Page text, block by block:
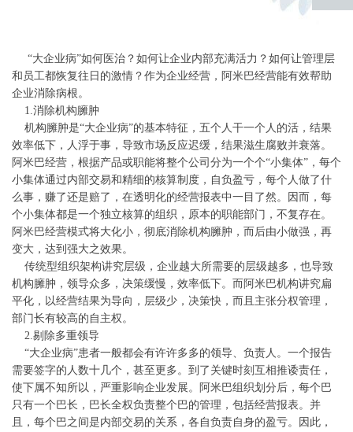
“大企业病”如何医治？如何让企业内部充满活力？如何让管理层
和员工都恢复往日的激情？作为企业经营，阿米巴经营能有效帮助
企业消除病根。
1.消除机构臃肿
机构臃肿是“大企业病”的基本特征，五个人干一个人的活，结果
效率低下，人浮于事，导致市场反应迟缓，结果滋生腐败并衰落。
阿米巴经营，根据产品或职能将整个公司分为一个个“小集体”，每个
小集体通过内部交易和精细的核算制度，自负盈亏，每个人做了什
么事，赚了还是赔了，在透明化的经营报表中一目了然。因而，每
个小集体都是一个独立核算的组织，原本的职能部门，不复存在。
阿米巴经营模式将大化小，彻底消除机构臃肿，而后由小做强，再
变大，达到强大之效果。
传统型组织架构讲究层级，企业越大所需要的层级越多，也导致
机构臃肿，领导众多，决策缓慢，效率低下。而阿米巴机构讲究扁
平化，以经营结果为导向，层级少，决策快，而且主张分权管理，
部门长有较高的自主权。
2.剔除多重领导
“大企业病”患者一般都会有许许多多的领导、负责人。一个报告
需要签字的人数十几个，甚至更多。到了关键时刻互相推诿责任，
使下属不知所以，严重影响企业发展。阿米巴组织划分后，每个巴
只有一个巴长，巴长全权负责整个巴的管理，包括经营报表。并
且，每个巴之间是内部交易的关系，各自负责自身的盈亏。因此，